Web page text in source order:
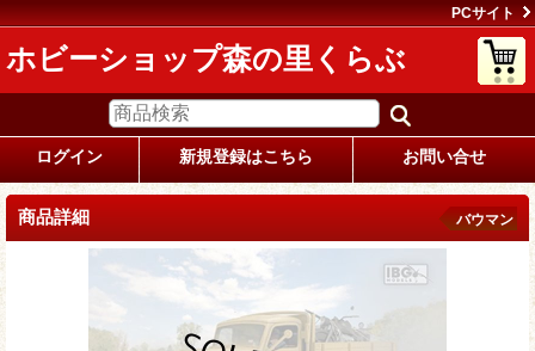
PCサイト
ホビーショップ森の里くらぶ
ログイン 新規登録はこちら お問い合せ
商品詳細 バウマン